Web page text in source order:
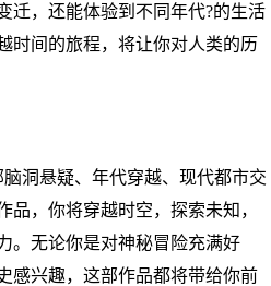
迁，还能体验到不同年代?的生活
时间的旅程，将让你对人类的历
脑洞悬疑、年代穿越、现代都市交
品，你将穿越时空，探索未知，
。无论你是对神秘冒险充满好
感兴趣，这部作品都将带给你前